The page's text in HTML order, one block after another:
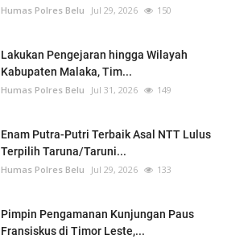
Humas Polres Belu Jul 29, 2026 150
Lakukan Pengejaran hingga Wilayah
Kabupaten Malaka, Tim...
Humas Polres Belu Jul 31, 2026 149
Enam Putra-Putri Terbaik Asal NTT Lulus
Terpilih Taruna/Taruni...
Humas Polres Belu Jul 29, 2026 133
Pimpin Pengamanan Kunjungan Paus
Fransiskus di Timor Leste,...